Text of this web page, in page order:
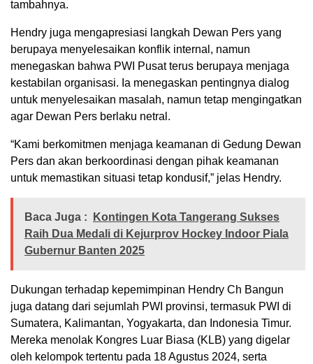
tambahnya.
Hendry juga mengapresiasi langkah Dewan Pers yang
berupaya menyelesaikan konflik internal, namun
menegaskan bahwa PWI Pusat terus berupaya menjaga
kestabilan organisasi. Ia menegaskan pentingnya dialog
untuk menyelesaikan masalah, namun tetap mengingatkan
agar Dewan Pers berlaku netral.
“Kami berkomitmen menjaga keamanan di Gedung Dewan
Pers dan akan berkoordinasi dengan pihak keamanan
untuk memastikan situasi tetap kondusif,” jelas Hendry.
Baca Juga :
Kontingen Kota Tangerang Sukses
Raih Dua Medali di Kejurprov Hockey Indoor Piala
Gubernur Banten 2025
Dukungan terhadap kepemimpinan Hendry Ch Bangun
juga datang dari sejumlah PWI provinsi, termasuk PWI di
Sumatera, Kalimantan, Yogyakarta, dan Indonesia Timur.
Mereka menolak Kongres Luar Biasa (KLB) yang digelar
oleh kelompok tertentu pada 18 Agustus 2024, serta